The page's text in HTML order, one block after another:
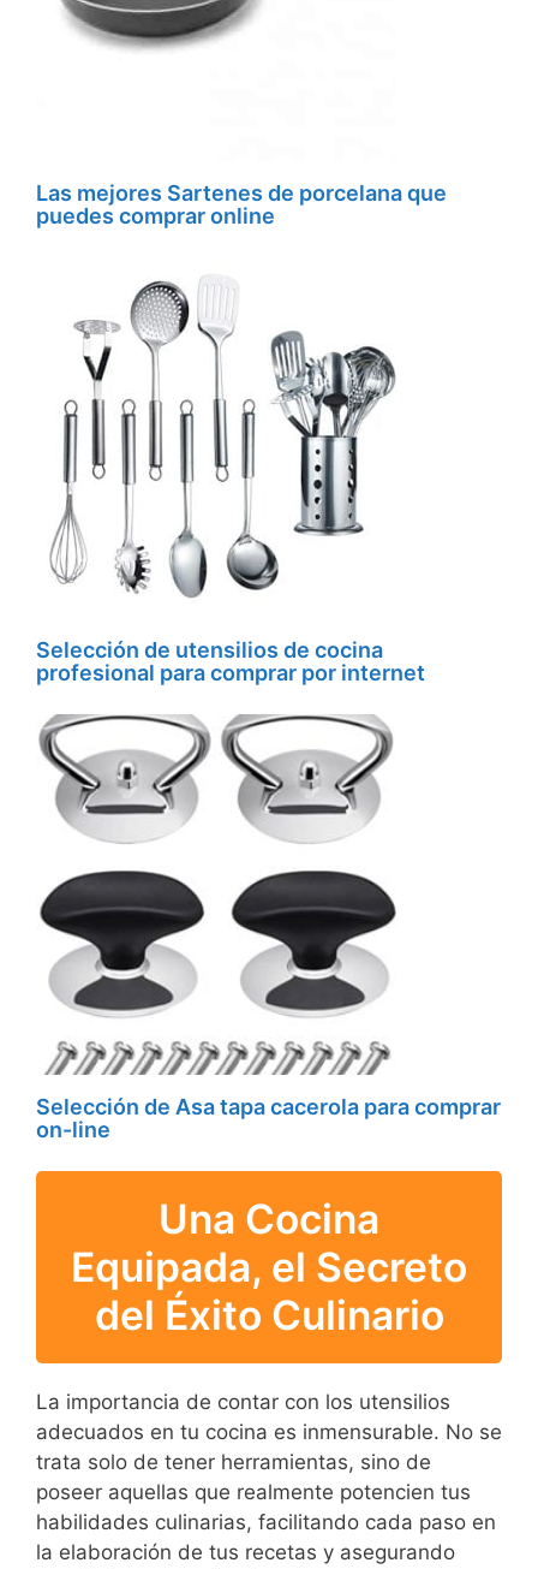
Las mejores Sartenes de porcelana que
puedes comprar online
Selección de utensilios de cocina
profesional para comprar por internet
Selección de Asa tapa cacerola para comprar
on-line
Una Cocina
Equipada, el Secreto
del Éxito Culinario
La importancia de contar con los utensilios
adecuados en tu cocina es inmensurable. No se
trata solo de tener herramientas, sino de
poseer aquellas que realmente potencien tus
habilidades culinarias, facilitando cada paso en
la elaboración de tus recetas y asegurando